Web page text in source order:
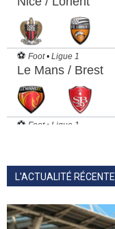
L'ACTUALITÉ RÉCENTE